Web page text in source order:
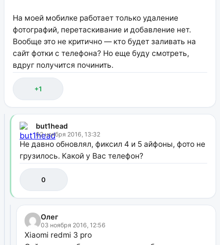
На моей мобилке работает только удаление
фотографий, перетаскивание и добавление нет.
Вообще это не критично — кто будет заливать на
сайт фотки с телефона? Но еще буду смотреть,
вдруг получится починить.
+1
but1head
02 ноября 2016, 13:32
Не давно обновлял, фиксил 4 и 5 айфоны, фото не
грузилось. Какой у Вас телефон?
0
Олег
03 ноября 2016, 12:56
Xiaomi redmi 3 pro